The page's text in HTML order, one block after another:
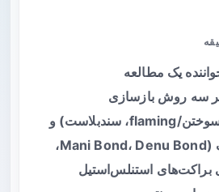
یک مطالعه
سه روش بازسازی
(OneGloss bur، سوختن/flaming، سندبلاست) و
سه پروتکل پرایمینگ (Mani Bond، Denu Bond،
براکت‌های استنلس‌استیل